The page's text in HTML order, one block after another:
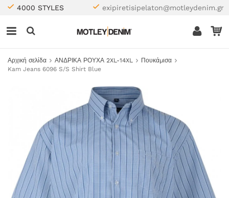
4000 STYLES exipiretisipelaton@motleydenim.gr
Αρχική σελίδα ΑΝΔΡΙΚΑ ΡΟΥΧΑ 2XL-14XL
Πουκάμισα
Kam Jeans 6096 S/S Shirt Blue